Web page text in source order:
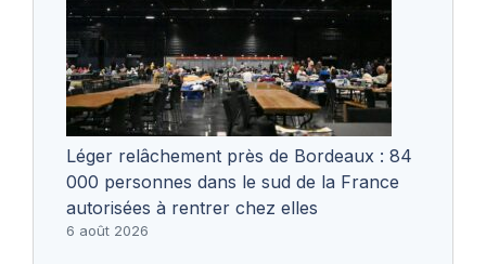
Léger relâchement près de Bordeaux : 84
000 personnes dans le sud de la France
autorisées à rentrer chez elles
6 août 2026